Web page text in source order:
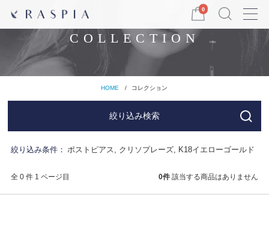
Menu
0
COLLECTION
HOME コレクション
絞り込み検索
絞り込み条件： ポストピアス, クリソプレーズ, K18イエローゴールド
全 0 件 1 ページ目 0件 該当する商品はありません